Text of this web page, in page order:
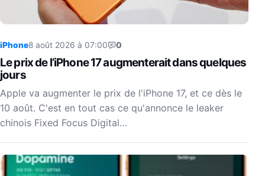
iPhone8 août 2026 à 07:00 0
Le prix de l’iPhone 17 augmenterait dans quelques
jours
Apple va augmenter le prix de l'iPhone 17, et ce dès le
10 août. C'est en tout cas ce qu'annonce le leaker
chinois Fixed Focus Digital…